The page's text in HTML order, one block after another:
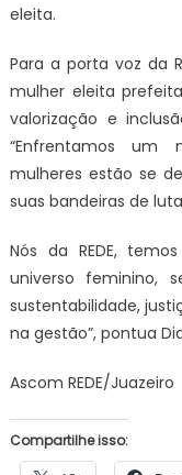
eleita.
Para a porta voz da
mulher eleita
valorização e
“Enfrentamos um
mulheres estão se
suas bandeiras de
Nós da REDE,
universo feminino,
sustentabilidade,
na gestão”, pontua
Ascom REDE/Juazeiro
Compartilhe isso: